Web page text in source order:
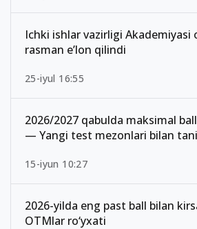
Ichki ishlar vazirligi Akademiyasi
rasman e’lon qilindi
25-iyul 16:55
2026/2027 qabulda maksimal
— Yangi test mezonlari bilan
15-iyun 10:27
2026-yilda eng past ball bilan
OTMlar ro‘yxati